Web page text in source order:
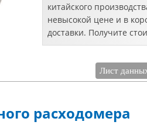
китайского
невысокой цене и в
доставки. Получите
измерителя Mag прямо
SILVER AUTOMATION
Лист
расходомера